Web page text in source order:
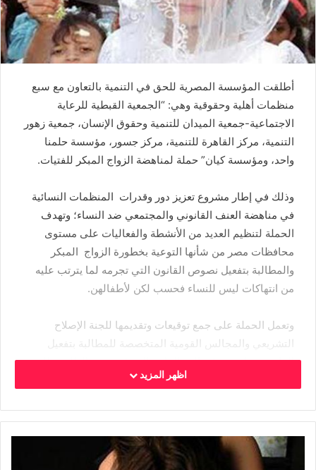
أطلقت المؤسسة المصرية للحق في التنمية بالتعاون مع سبع
منظمات أهلية وحقوقية وهي: “الجمعية القبطية للرعاية
الاجتماعية-جمعية الميدان للتنمية وحقوق الإنسان، جمعية زهور
التنمية، مركز القاهرة للتنمية، مركز جسور، مؤسسة حلمنا
واحد، ومؤسسة كيان” حملة لمناهضة الزواج المبكر للفتيات.
وذلك في إطار مشروع تعزيز دور وقدرات المنظمات النسائية
في مناهضة العنف القانوني والمجتمعي ضد النساء؛ وتهدف
الحملة لتنظيم العديد من الأنشطة والفعاليات على مستوى
محافظات مصر من شأنها التوعية بخطورة الزواج المبكر
والمطالبة بتفعيل نصوص القانون التي تجرمه لما يترتب عليه
من انتهاكات ليس للنساء فحسب لكن لأطفالهن.
وتعمل الحملة على جمع توقيعات وتقديمها للجنة الإصلاح
التشريعي والمجالس القومية المتخصصة للمطالبة بتفعيل
القانون وتطبيقه على المخالفات المتعلقة بهذه الظاهرة للحد
من تداعياتها التي يعيق انتشارها دور النساء في التنمية.
اظهر المزيد